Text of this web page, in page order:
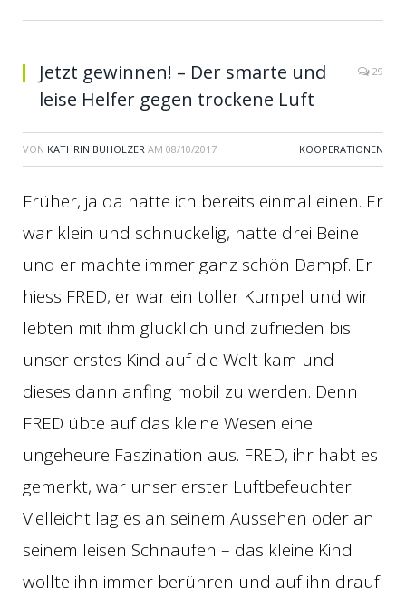
Jetzt gewinnen! – Der smarte und
leise Helfer gegen trockene Luft
29
VON KATHRIN BUHOLZER AM 08/10/2017 KOOPERATIONEN
Früher, ja da hatte ich bereits einmal einen. Er
war klein und schnuckelig, hatte drei Beine
und er machte immer ganz schön Dampf. Er
hiess FRED, er war ein toller Kumpel und wir
lebten mit ihm glücklich und zufrieden bis
unser erstes Kind auf die Welt kam und
dieses dann anfing mobil zu werden. Denn
FRED übte auf das kleine Wesen eine
ungeheure Faszination aus. FRED, ihr habt es
gemerkt, war unser erster Luftbefeuchter.
Vielleicht lag es an seinem Aussehen oder an
seinem leisen Schnaufen – das kleine Kind
wollte ihn immer berühren und auf ihn drauf